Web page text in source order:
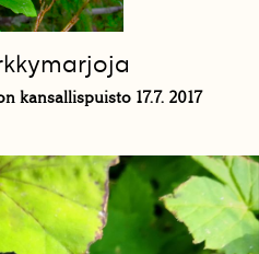
kansallispuisto 17.7. 2017